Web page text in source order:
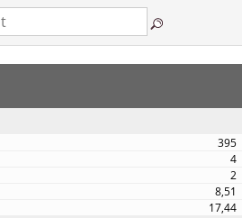
395
4
2
8,51
17,44